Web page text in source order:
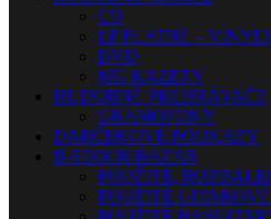
CD
LP PLATNE –
DVD
MG KAZETY
HUDOBNÉ PREHRÁVAČE
GRAMOFÓNY
DARČEKOVÉ POUKAZY
B-STOCK/BAZÁR
POUŽITÉ,
POUŽITÉ